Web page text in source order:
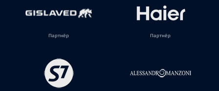
Партнёр Партнёр